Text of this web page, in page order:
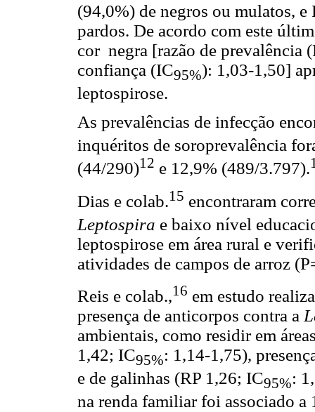
(94,0%) de negros ou mulatos, e
pardos. De acordo com este
cor negra [razão de prevalência
confiança (IC95%): 1,03-1,50]
leptospirose.
As prevalências de infecção
inquéritos de soroprevalência
(44/290)12 e 12,9% (489/3.797).
Dias e colab.15 encontraram
Leptospira e baixo nível
leptospirose em área rural e
atividades de campos de arroz
Reis e colab.,16 em estudo
presença de anticorpos contra a
ambientais, como residir em
1,42; IC95%: 1,14-1,75),
e de galinhas (RP 1,26; IC95%:
na renda familiar foi associado a